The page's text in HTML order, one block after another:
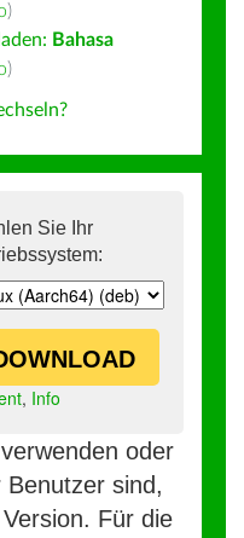
)
Bahasa
)
Sie Ihr
, Info
oder
sind,
Für die